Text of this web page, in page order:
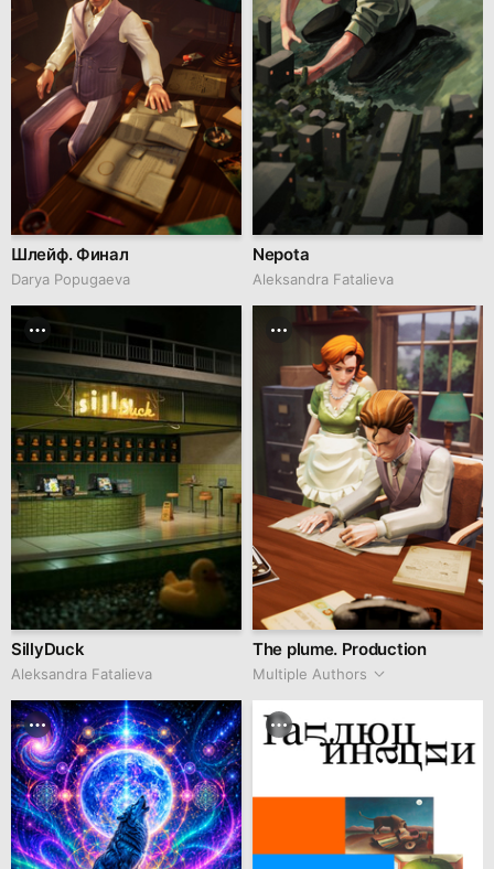
Шлейф. Финал
Darya Popugaeva
Nepota
Aleksandra Fatalieva
SillyDuck
Aleksandra Fatalieva
The plume. Production
Multiple Authors